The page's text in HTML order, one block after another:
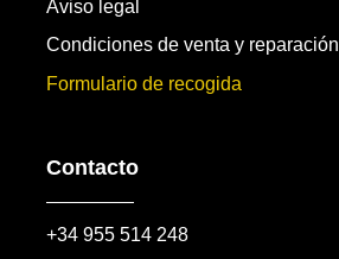
Aviso legal
Condiciones de venta y reparación
Formulario de recogida
Contacto
+34 955 514 248